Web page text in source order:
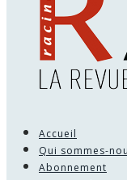
Accueil
Qui sommes-
Abonnement